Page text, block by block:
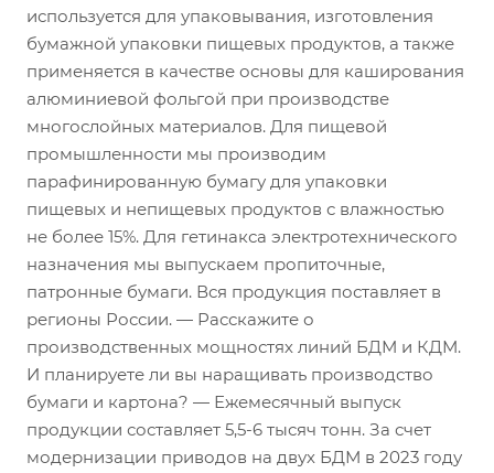
используется для упаковывания, изготовления
бумажной упаковки пищевых продуктов, а также
применяется в качестве основы для каширования
алюминиевой фольгой при производстве
многослойных материалов. Для пищевой
промышленности мы производим
парафинированную бумагу для упаковки
пищевых и непищевых продуктов с влажностью
не более 15%. Для гетинакса электротехнического
назначения мы выпускаем пропиточные,
патронные бумаги. Вся продукция поставляет в
регионы России. — Расскажите о
производственных мощностях линий БДМ и КДМ.
И планируете ли вы наращивать производство
бумаги и картона? — Ежемесячный выпуск
продукции составляет 5,5-6 тысяч тонн. За счет
модернизации приводов на двух БДМ в 2023 году